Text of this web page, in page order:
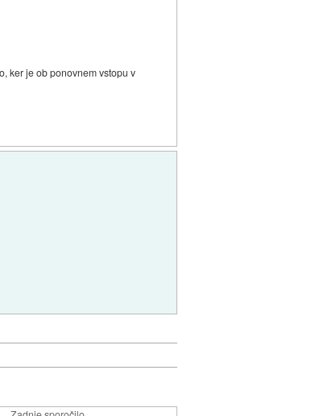
ker je ob ponovnem vstopu v